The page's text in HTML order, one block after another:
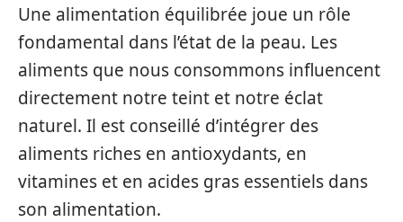
Une alimentation équilibrée joue un rôle
fondamental dans l’état de la peau. Les
aliments que nous consommons influencent
directement notre teint et notre éclat
naturel. Il est conseillé d’intégrer des
aliments riches en antioxydants, en
vitamines et en acides gras essentiels dans
son alimentation.